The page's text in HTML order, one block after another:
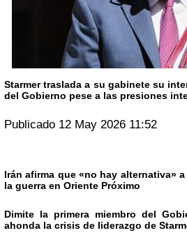
Starmer traslada a su gabinete su
del Gobierno pese a las presiones
Publicado 12 May 2026 11:52
Irán afirma que «no hay alternativa»
la guerra en Oriente Próximo
Dimite la primera miembro del
ahonda la crisis de liderazgo de